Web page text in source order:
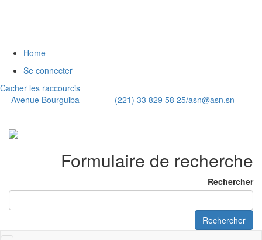
Home
Se connecter
Cacher les raccourcis
Avenue Bourguiba (221) 33 829 58 25/asn@asn.sn
Formulaire de recherche
Rechercher
Rechercher